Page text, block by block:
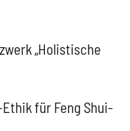
„Holistische
für Feng Shui-